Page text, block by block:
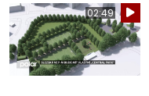
02:49